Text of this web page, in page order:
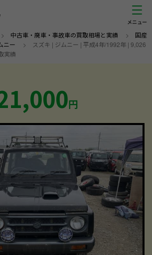
中古車・廃車・事故車の買取相場と実績 > 国産
ニー >
スズキ | ジムニー | 平成4年/1992年 | 9,026
実績
円